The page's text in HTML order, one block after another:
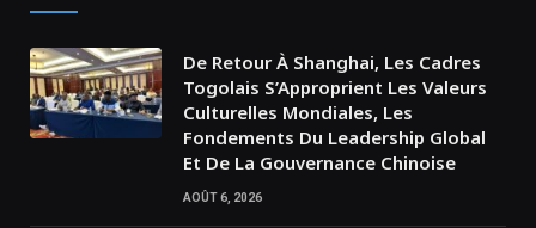
De Retour À Shanghai, Les Cadres
Togolais S’Approprient Les Valeurs
Culturelles Mondiales, Les
Fondements Du Leadership Global
Et De La Gouvernance Chinoise
AOÛT 6, 2026